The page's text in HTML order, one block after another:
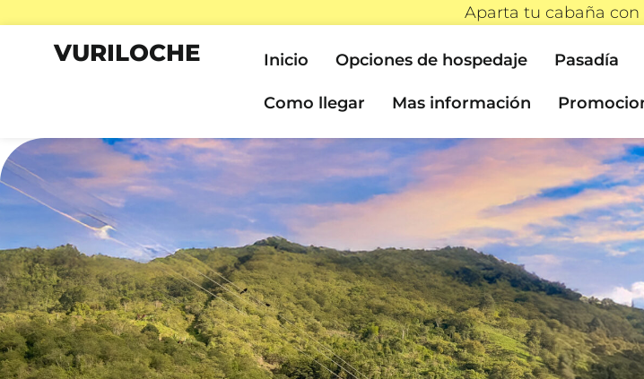
Aparta tu cabaña con
VURILOCHE Inicio Opciones de hospedaje Pasadía
Como llegar Mas información